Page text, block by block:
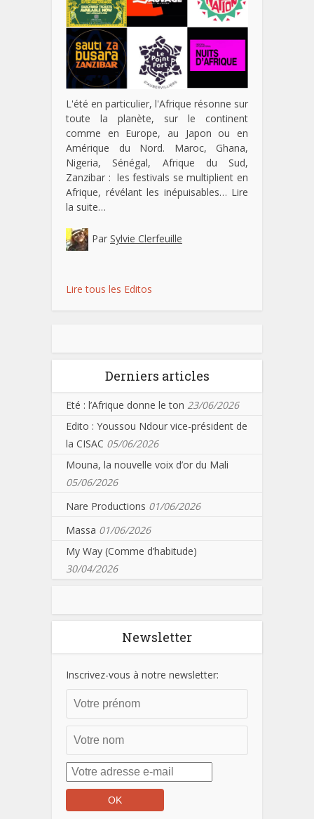
L'été en particulier, l'Afrique résonne sur
toute la planète, sur le continent
comme en Europe, au Japon ou en
Amérique du Nord. Maroc, Ghana,
Nigeria, Sénégal, Afrique du Sud,
Zanzibar : les festivals se multiplient en
Afrique, révélant les inépuisables… Lire
la suite…
Par Sylvie Clerfeuille
Lire tous les Editos
Derniers articles
Eté : l’Afrique donne le ton 23/06/2026
Edito : Youssou Ndour vice-président de
la CISAC 05/06/2026
Mouna, la nouvelle voix d’or du Mali
05/06/2026
Nare Productions 01/06/2026
Massa 01/06/2026
My Way (Comme d’habitude)
30/04/2026
Newsletter
Inscrivez-vous à notre newsletter: